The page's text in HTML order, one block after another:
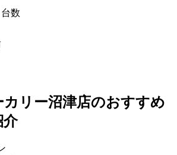
台数
リー沼津店のおすすめ
介